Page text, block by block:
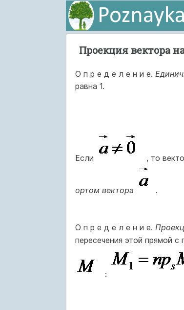
Проекция вектора
О п р е д е л е н и е.
равна 1.
Если , то
ортом вектора .
О п р е д е л е н и е.
пересечения этой прямой
: